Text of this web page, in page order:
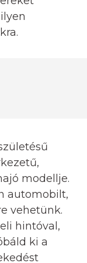
modellje.
automobilt,
vehetünk.
hintóval,
ki a